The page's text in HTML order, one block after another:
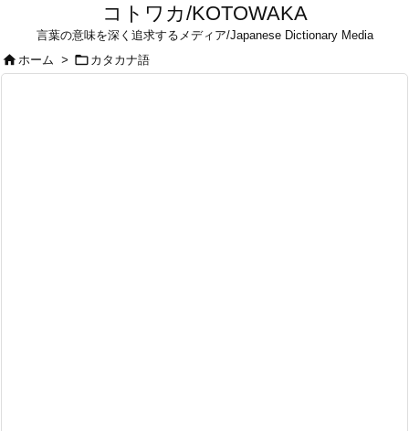
コトワカ/KOTOWAKA
言葉の意味を深く追求するメディア/Japanese Dictionary Media
ホーム >  カタカナ語